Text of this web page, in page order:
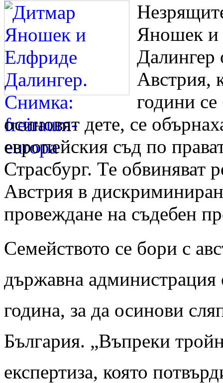
Яношек и
Далингер
Австрия,
години се
осиновят дете, се
европейския съд по
Страсбург. Те обвиняват
Австрия в
провеждане на съдебен
Семейството се бори с
държавна администрация
година, за да осинови
България. „Въпреки
експертиза, която